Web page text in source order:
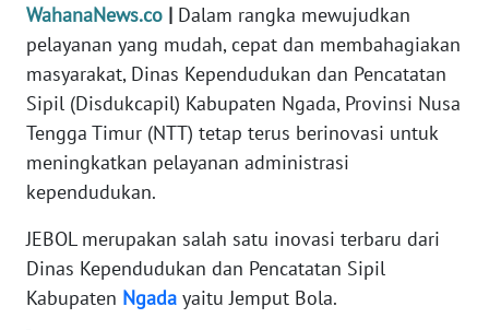
WahanaNews.co | Dalam rangka mewujudkan
pelayanan yang mudah, cepat dan membahagiakan
masyarakat, Dinas Kependudukan dan Pencatatan
Sipil (Disdukcapil) Kabupaten Ngada, Provinsi Nusa
Tengga Timur (NTT) tetap terus berinovasi untuk
meningkatkan pelayanan administrasi
kependudukan.
JEBOL merupakan salah satu inovasi terbaru dari
Dinas Kependudukan dan Pencatatan Sipil
Kabupaten Ngada yaitu Jemput Bola.
INDEKS
BERITA
KONTAK
INFO
IKLAN